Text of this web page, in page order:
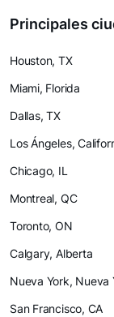
Principales
Houston, TX
Miami, Florida
Dallas, TX
Los Ángeles,
Chicago, IL
Montreal, QC
Toronto, ON
Calgary, Alberta
Nueva York, Nueva
San Francisco, CA